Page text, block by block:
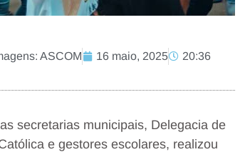
ASCOM 16 maio, 2025 20:36
secretarias municipais, Delegacia de
e gestores escolares, realizou